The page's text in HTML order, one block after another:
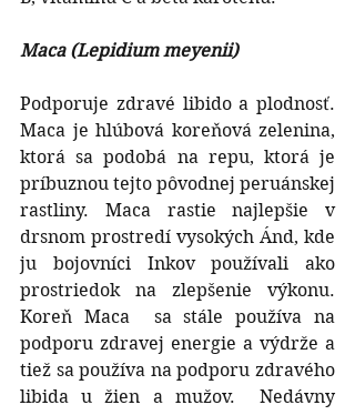
Maca (Lepidium meyenii)
Podporuje zdravé libido a plodnosť.
Maca je hlúbová koreňová zelenina,
ktorá sa podobá na repu, ktorá je
príbuznou tejto pôvodnej peruánskej
rastliny. Maca rastie najlepšie v
drsnom prostredí vysokých Ánd, kde
ju bojovníci Inkov používali ako
prostriedok na zlepšenie výkonu.
Koreň Maca  sa stále používa na
podporu zdravej energie a výdrže a
tiež sa používa na podporu zdravého
libida u žien a mužov.  Nedávny